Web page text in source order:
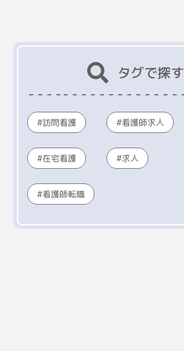
タグで探す
訪問看護 看護師求人
在宅看護 求人
看護師転職